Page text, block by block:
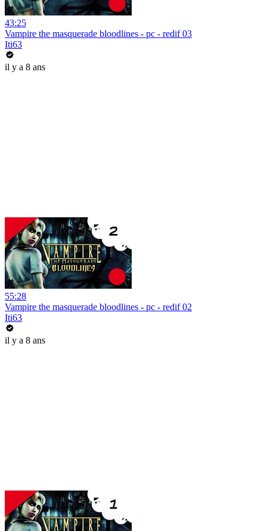
43:25
Vampire the masquerade bloodlines - pc - redif 03
Iti63
il y a 8 ans
55:28
Vampire the masquerade bloodlines - pc - redif 02
Iti63
il y a 8 ans